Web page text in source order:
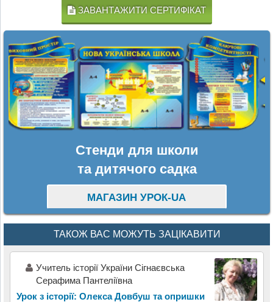
ЗАВАНТАЖИТИ СЕРТИФІКАТ
Стенди для школи
та дитячого садка
МАГАЗИН УРОК-UA
ТАКОЖ ВАС МОЖУТЬ ЗАЦІКАВИТИ
Учитель історії України Сігнаєвська
Серафима Пантеліївна
Урок з історії: Олекса Довбуш та опришки